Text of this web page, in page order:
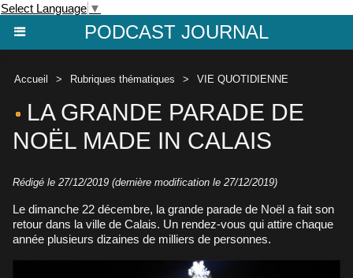
Select Language ▼
PODCAST JOURNAL
Accueil > Rubriques thématiques > VIE QUOTIDIENNE
LA GRANDE PARADE DE
NOËL MADE IN CALAIS
Rédigé le 27/12/2019 (dernière modification le 27/12/2019)
Le dimanche 22 décembre, la grande parade de Noël a fait son
retour dans la ville de Calais. Un rendez-vous qui attire chaque
année plusieurs dizaines de milliers de personnes.